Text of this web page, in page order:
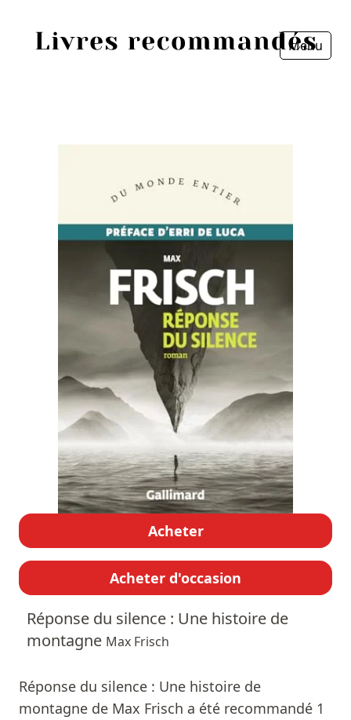
Menu
Acheter
Acheter d'occasion
Réponse du silence : Une histoire de
montagne Max Frisch
Réponse du silence : Une histoire de
montagne de Max Frisch a été recommandé 1
Livres les plus recommandés
Fermer